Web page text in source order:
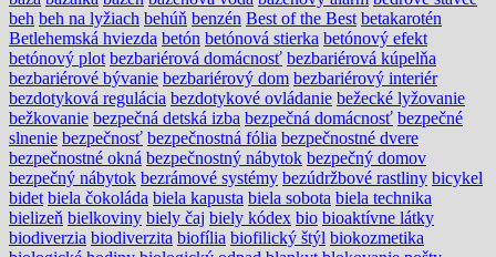
beh beh na lyžiach behúň benzén Best of the Best betakarotén
Betlehemská hviezda betón betónová stierka betónový efekt
betónový plot bezbariérová domácnosť bezbariérová kúpelňa
bezbariérové bývanie bezbariérový dom bezbariérový interiér
bezdotyková regulácia bezdotykové ovládanie bežecké lyžovanie
bežkovanie bezpečná detská izba bezpečná domácnosť bezpečné
slnenie bezpečnosť bezpečnostná fólia bezpečnostné dvere
bezpečnostné okná bezpečnostný nábytok bezpečný domov
bezpečný nábytok bezrámové systémy bezúdržbové rastliny bicykel
bidet biela čokoláda biela kapusta biela sobota biela technika
bielizeň bielkoviny biely čaj biely kódex bio bioaktívne látky
biodiverzia biodiverzita biofília biofilický štýl biokozmetika